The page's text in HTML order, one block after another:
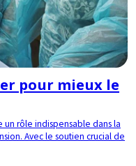
pour mieux le
un rôle indispensable dans la
Avec le soutien crucial de